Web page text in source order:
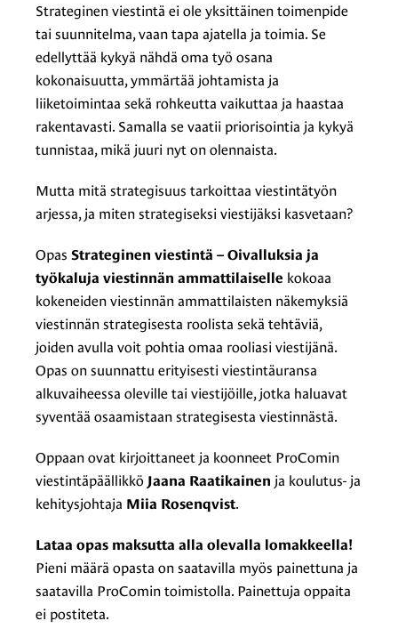
Strateginen viestintä – Oivalluksia
Strateginen viestintä ei ole yksittäinen toimenpide
tai suunnitelma, vaan tapa ajatella ja toimia. Se
edellyttää kykyä nähdä oma työ osana
kokonaisuutta, ymmärtää johtamista ja
liiketoimintaa sekä rohkeutta vaikuttaa ja haastaa
rakentavasti. Samalla se vaatii priorisointia ja kykyä
tunnistaa, mikä juuri nyt on olennaista.
Mutta mitä strategisuus tarkoittaa viestintätyön
arjessa, ja miten strategiseksi viestijäksi kasvetaan?
Opas Strateginen viestintä – Oivalluksia ja
työkaluja viestinnän ammattilaiselle kokoaa
kokeneiden viestinnän ammattilaisten näkemyksiä
viestinnän strategisesta roolista sekä tehtäviä,
joiden avulla voit pohtia omaa rooliasi viestijänä.
Opas on suunnattu erityisesti viestintäuransa
alkuvaiheessa oleville tai viestijöille, jotka haluavat
syventää osaamistaan strategisesta viestinnästä.
Oppaan ovat kirjoittaneet ja koonneet ProComin
viestintäpäällikkö Jaana Raatikainen ja koulutus- ja
kehitysjohtaja Miia Rosenqvist.
Lataa opas maksutta alla olevalla lomakkeella!
Pieni määrä opasta on saatavilla myös painettuna ja
saatavilla ProComin toimistolla. Painettuja oppaita
ei postiteta.